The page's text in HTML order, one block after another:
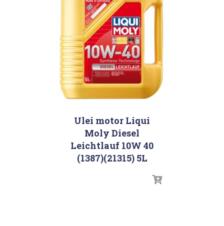
Ulei motor Liqui
Moly Diesel
Leichtlauf 10W 40
(1387)(21315) 5L